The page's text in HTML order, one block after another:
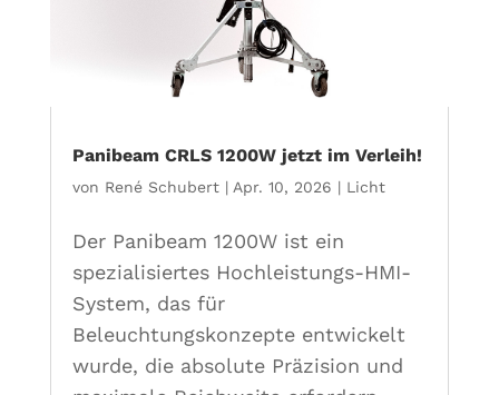
Panibeam CRLS 1200W jetzt im Verleih!
von René Schubert| Apr. 10, 2026 | Licht
Der Panibeam 1200W ist ein
spezialisiertes Hochleistungs-HMI-
System, das für
Beleuchtungskonzepte entwickelt
wurde, die absolute Präzision und